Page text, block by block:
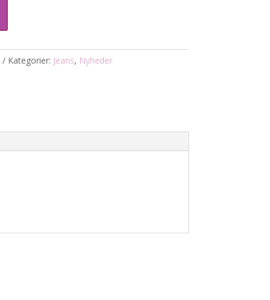
Kategorier: Jeans, Nyheder